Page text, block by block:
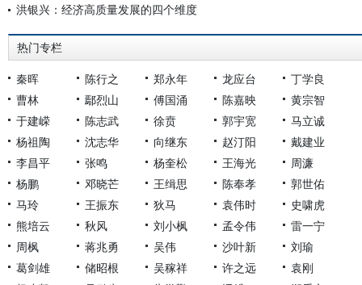
洪银兴：经济高质量发展的四个维度
热门专栏
秦晖 陈行之 郑永年 龙应台
丁学良
曹林
鄢烈山 傅国涌 陈嘉映
黄宗智
于建嵘
陈志武 徐贲 郭宇宽
马立诚
杨祖陶
沈志华 向继东 赵汀阳
戴建业
李昌平
张鸣 杨奎松 王海光
周濂
杨鹏
邓晓芒 王缉思 陈奉孝
郭世佑
马玲
王振东 狄马 袁伟时
史啸虎
熊培云
秋风 刘小枫 孟令伟
雷一宁
周枫
蒋兆勇 吴伟 沙叶新
刘瑜
葛剑雄
储昭根 吴稼祥 许之远
袁刚